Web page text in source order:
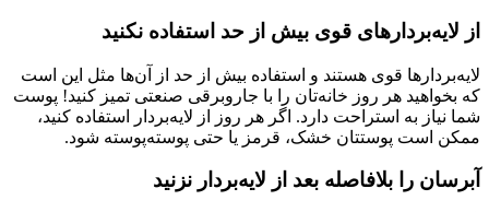
از لایه‌بردارهای قوی بیش از حد استفاده نکنید
لایه‌بردارها قوی هستند و استفاده بیش از حد از آن‌ها مثل این است
که بخواهید هر روز خانه‌تان را با جاروبرقی صنعتی تمیز کنید! پوست
شما نیاز به استراحت دارد. اگر هر روز از لایه‌بردار استفاده کنید،
ممکن است پوستتان خشک، قرمز یا حتی پوسته‌پوسته شود.
آبرسان را بلافاصله بعد از لایه‌بردار نزنید